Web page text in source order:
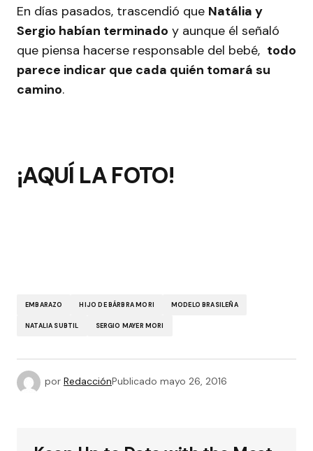
En días pasados, trascendió que Natália y
Sergio habían terminado y aunque él señaló
que piensa hacerse responsable del bebé, todo
parece indicar que cada quién tomará su
camino.
¡AQUÍ LA FOTO!
EMBARAZO HIJO DE BÁRBRA MORI MODELO BRASILEÑA
NATALIA SUBTIL SERGIO MAYER MORI
por RedacciónPublicado mayo 26, 2016